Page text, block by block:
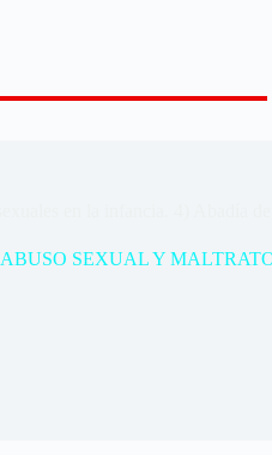
ABUSO SEXUAL Y